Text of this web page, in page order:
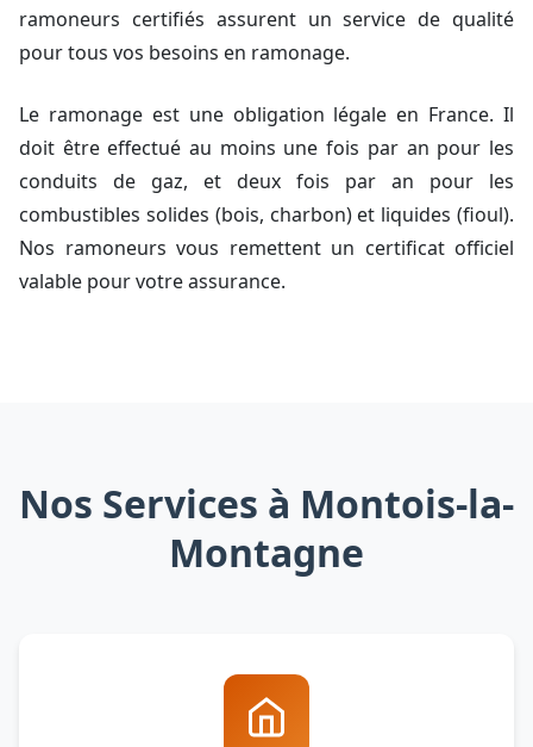
ramoneurs certifiés assurent un service de qualité
pour tous vos besoins en ramonage.
Le ramonage est une obligation légale en France. Il
doit être effectué au moins une fois par an pour les
conduits de gaz, et deux fois par an pour les
combustibles solides (bois, charbon) et liquides (fioul).
Nos ramoneurs vous remettent un certificat officiel
valable pour votre assurance.
Nos Services à Montois-la-
Montagne